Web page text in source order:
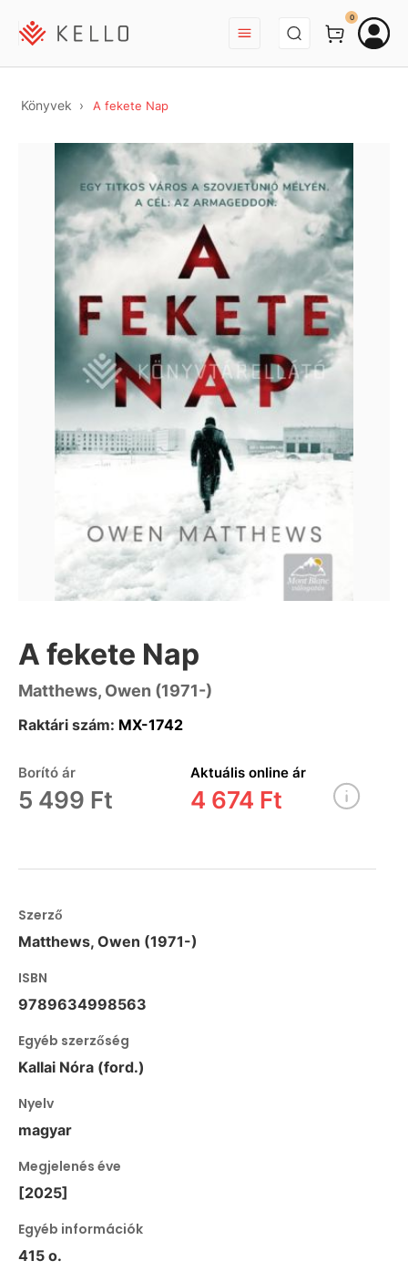
BEJELENTKEZÉS
0
Könyvek A fekete Nap
A fekete Nap
Matthews, Owen (1971-)
Raktári szám: MX-1742
Borító ár
5 499 Ft
Aktuális online ár
4 674 Ft
Szerző
Matthews, Owen (1971-)
ISBN
9789634998563
Egyéb szerzőség
Kallai Nóra (ford.)
Nyelv
magyar
Megjelenés éve
[2025]
Egyéb információk
415 o.